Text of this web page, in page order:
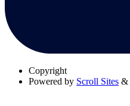
Copyright
Powered by Scroll Sites &